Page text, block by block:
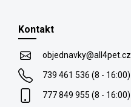
Kontakt
objednavky@all4pet.cz
739 461 536 (8 - 16:00)
777 849 955 (8 - 16:00)